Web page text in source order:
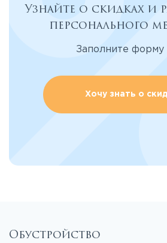
Узнайте о скидках и
персонального
Заполните форму
Хочу знать о
Обустройство